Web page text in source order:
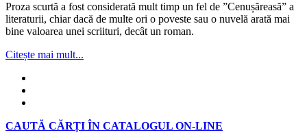
Proza scurtă a fost considerată mult timp un fel de ”Cenușăreasă” a
literaturii, chiar dacă de multe ori o poveste sau o nuvelă arată mai
bine valoarea unei scriituri, decât un roman.
Citește mai mult...
CAUTĂ CĂRȚI ÎN CATALOGUL ON-LINE